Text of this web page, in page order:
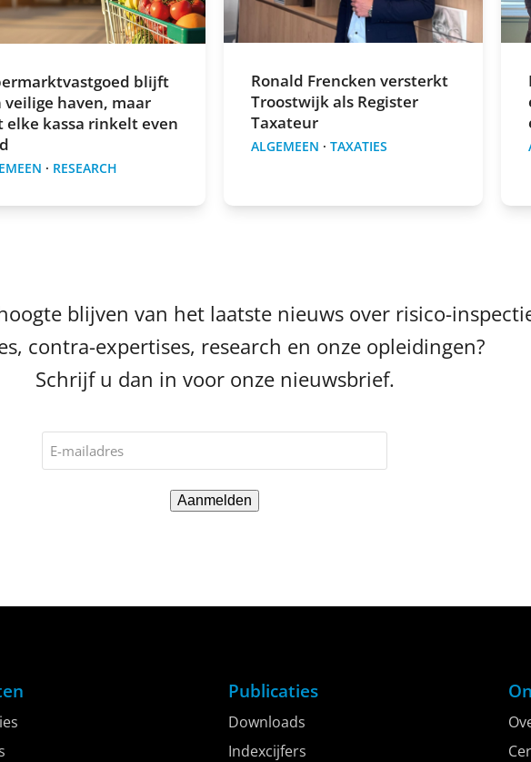
blijft
veilige haven, maar
elke kassa rinkelt even
· RESEARCH
Ronald Frencken versterkt
Troostwijk als Register
Taxateur
ALGEMEEN · TAXATIES
blijven van het laatste nieuws over risico-
contra-expertises, research en onze opleidingen?
Schrijf u dan in voor onze nieuwsbrief.
E-
mailadres
Publicaties
Downloads
Indexcijfers